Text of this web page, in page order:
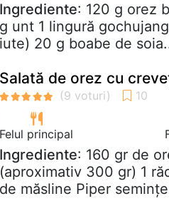
Ingrediente: 120 g orez
g unt 1 lingură
iute) 20 g boabe de
Salată de orez cu
Felul principal
Ingrediente: 160 gr de
(aproximativ 300 gr) 1
de măsline Piper